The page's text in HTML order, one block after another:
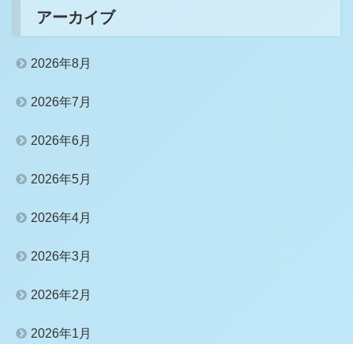
アーカイブ
2026年8月
2026年7月
2026年6月
2026年5月
2026年4月
2026年3月
2026年2月
2026年1月